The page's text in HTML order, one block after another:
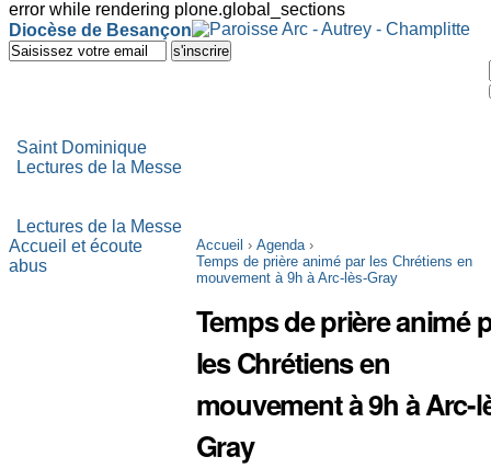
error while rendering plone.global_sections
Outils
personnels
Diocèse de Besançon
Aller
au
à
la
Saint Dominique
Lectures de la Messe
Lectures de la Messe
Accueil › Agenda ›
Temps de prière animé par les Chrétiens en
mouvement à 9h à Arc-lès-Gray
Temps de prière animé
les Chrétiens en
mouvement à 9h à Arc-
Gray
Accueil et écoute
abus